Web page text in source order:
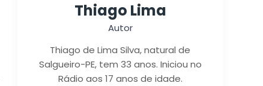
Thiago Lima
Autor
Thiago de Lima Silva, natural de
Salgueiro-PE, tem 33 anos. Iniciou no
Rádio aos 17 anos de idade.